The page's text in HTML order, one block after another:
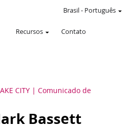
Recursos Contato
Brasil- Português
CITY Comunicado de
Bassett